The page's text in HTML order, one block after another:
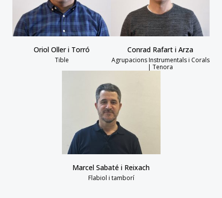
Oriol Oller i Torró
Tible
Conrad Rafart i Arza
Agrupacions Instrumentals i Corals
| Tenora
Marcel Sabaté i Reixach
Flabiol i tamborí